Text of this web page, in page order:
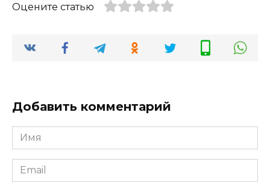
Оцените статью
Добавить комментарий
Имя
*
Email
*